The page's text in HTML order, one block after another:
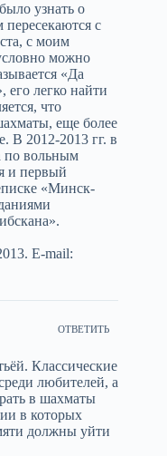
узнать о
с
с моим
можно
«Да
его легко найти
что
еще более
В 2012-2013 гг. в
по вольным
и первый
«Минск-
E-mail:
ОТВЕТИТЬ
Классические
любителей, а
в шахматы
в которых
должны уйти